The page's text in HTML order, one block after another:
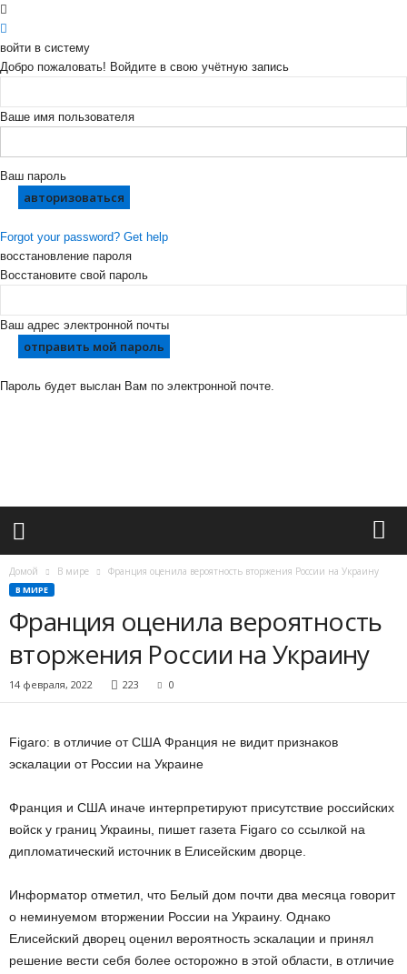
войти в систему
Добро пожаловать! Войдите в свою учётную запись
Ваше имя пользователя
Ваш пароль
Forgot your password? Get help
восстановление пароля
Восстановите свой пароль
Ваш адрес электронной почты
Пароль будет выслан Вам по электронной почте.
ж
Домой В мире Франция оценила вероятность вторжения России на Украину
В МИРЕ
Франция оценила вероятность
вторжения России на Украину
14 февраля, 2022 223 0
Figaro: в отличие от США Франция не видит признаков
эскалации от России на Украине
Франция и США иначе интерпретируют присутствие российских
войск у границ Украины, пишет газета Figaro со ссылкой на
дипломатический источник в Елисейским дворце.
Информатор отметил, что Белый дом почти два месяца говорит
о неминуемом вторжении России на Украину. Однако
Елисейский дворец оценил вероятность эскалации и принял
решение вести себя более осторожно в этой области, в отличие